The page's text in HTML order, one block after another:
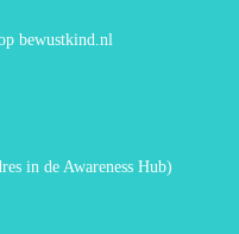
bewustkind.nl
in de Awareness Hub)